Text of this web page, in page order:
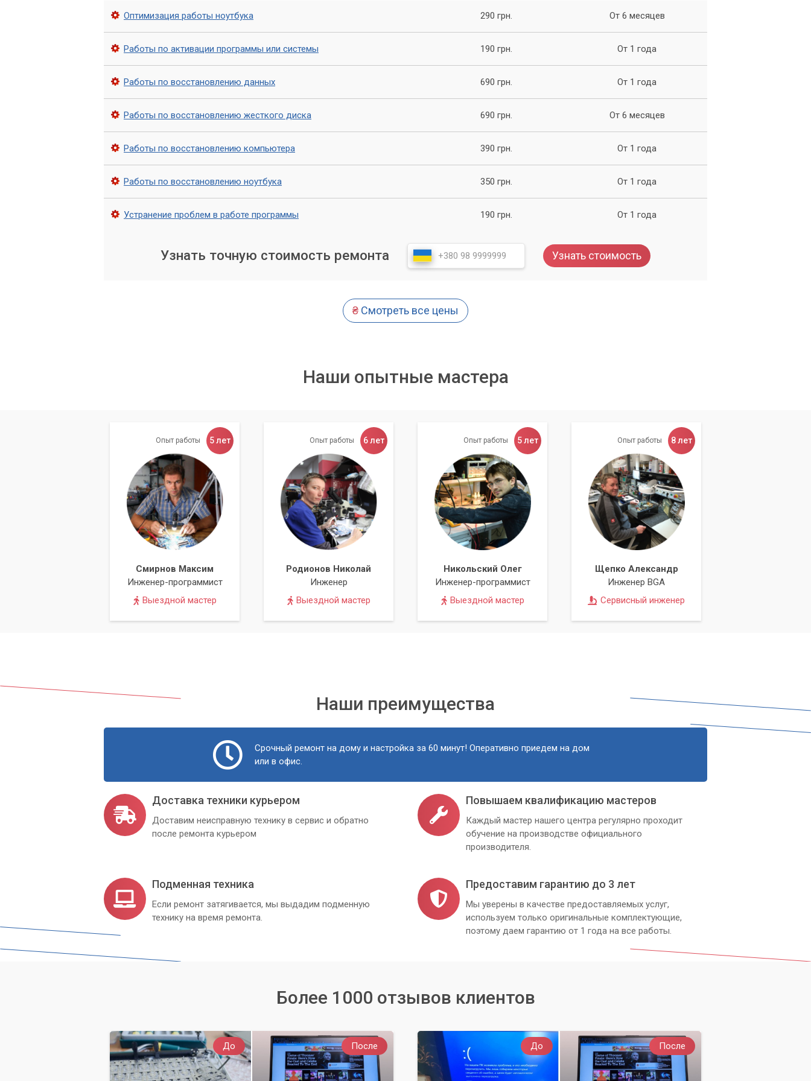
вами дальнейшие действия. Все работы выполняются максимально аккуратно и быстро.
Ваш компьютер в надежных руках наших мастеров.
Выбирая сервисный центр «Компьютерный Мастер», вы получаете не просто ремонт, а комплексную IT
драгоценное время.
Оптимизация работы ноутбука 290 грн. От 6 месяцев
Работы по активации программы или системы 190 грн. От 1 года
Работы по восстановлению данных 690 грн. От 1 года
Работы по восстановлению жесткого диска 690 грн. От 6 месяцев
Работы по восстановлению компьютера 390 грн. От 1 года
Работы по восстановлению ноутбука 350 грн. От 1 года
Устранение проблем в работе программы 190 грн. От 1 года
Узнать точную стоимость ремонта Узнать стоимость
₴ Смотреть все цены
Наши опытные мастера
Опыт работы 5 лет
Смирнов Максим
Инженер-программист
Выездной мастер
Опыт работы 6 лет
Родионов Николай
Инженер
Выездной мастер
Опыт работы 5 лет
Никольский Олег
Инженер-программист
Выездной мастер
Опыт работы 8 лет
Щепко Александр
Инженер BGA
Сервисный инженер
Наши преимущества
Срочный ремонт на дому и настройка за 60 минут! Оперативно приедем на дом
или в офис.
Доставка техники курьером
Доставим неисправную технику в сервис и обратно
после ремонта курьером
Повышаем квалификацию мастеров
Каждый мастер нашего центра регулярно проходит
обучение на производстве официального
производителя.
Подменная техника
Если ремонт затягивается, мы выдадим подменную
технику на время ремонта.
Предоставим гарантию до 3 лет
Мы уверены в качестве предоставляемых услуг,
используем только оригинальные комплектующие,
поэтому даем гарантию от 1 года на все работы.
Более 1000 отзывов клиентов
До После До После